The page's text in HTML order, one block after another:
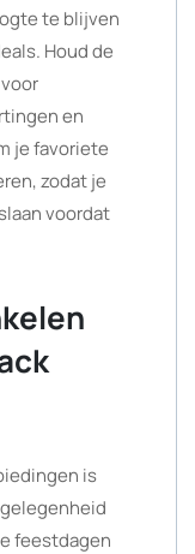
te blijven
Houd de
en
je favoriete
zodat je
voordat
is
feestdagen